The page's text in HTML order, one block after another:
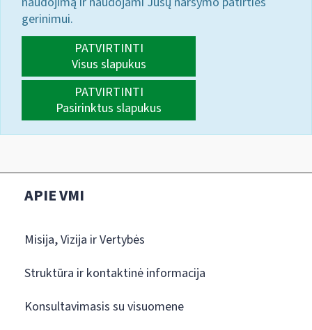
gerinimui.
PATVIRTINTI
Visus slapukus
PATVIRTINTI
Pasirinktus slapukus
APIE VMI
Misija, Vizija ir Vertybės
Struktūra ir kontaktinė informacija
Konsultavimasis su visuomene